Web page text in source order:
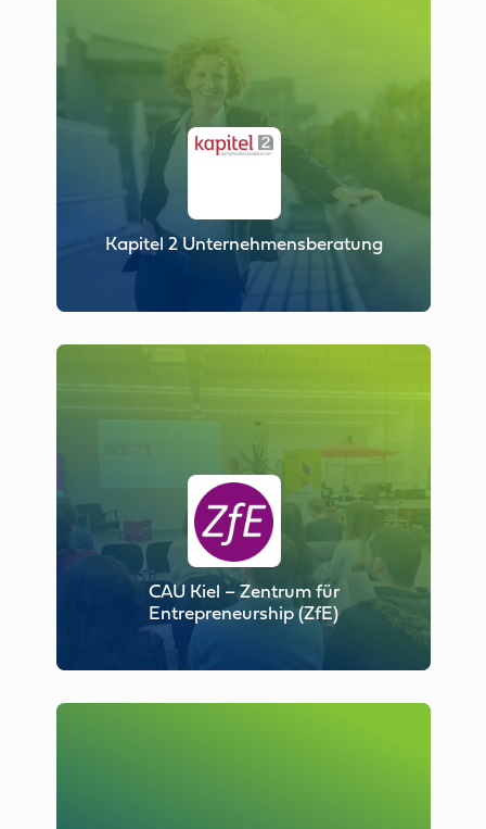
Kapitel 2 Unternehmensberatung
CAU Kiel – Zentrum für
Entrepreneurship (ZfE)